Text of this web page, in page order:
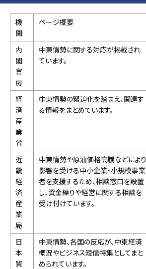
機
関
ページ概要
内
閣
官
房
中東情勢に関する対応が掲載され
ています。
経
済
産
業
省
中東情勢の緊迫化を踏まえ、関連す
る情報をまとめています。
近
畿
経
済
産
業
局
中東情勢や原油価格高騰などにより
影響を受ける中小企業・小規模事業
者を支援するため、相談窓口を設置
し、資金繰りや経営に関する相談を
受け付けています。
日
本
貿
中東情勢、各国の反応が、中東経済
概況やビジネス短信特集としてまと
められています。